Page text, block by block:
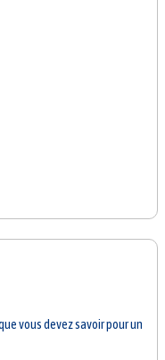
vous devez savoir pour un